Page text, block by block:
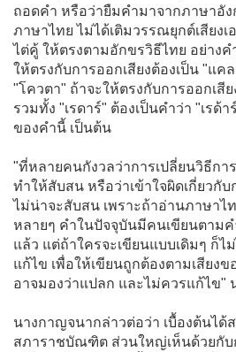
ถอดคำ หรือว่ายืมคำมาจากภาษาอัง
ภาษาไทย ไม่ได้เติมวรรณยุกต์เสียง
ไต่คู้ ให้ตรงตามอักขรวิธีไทย อย่างค
ให้ตรงกับการออกเสียงต้องเป็น "แค
"โควตา" ถ้าจะให้ตรงกับการออกเสี
รวมทั้ง "เรดาร์" ต้องเป็นคำว่า "เรด้า
ของคำนี้ เป็นต้น
"ที่หลายคนกังวลว่าการเปลี่ยนวิธีกา
ทำให้สับสน หรือว่าเข้าใจผิดเกี่ยวกั
ไม่น่าจะสับสน เพราะถ้าอ่านภาษา
หลายๆ คำในปัจจุบันมีคนเขียนตาม
แล้ว แต่ถ้าใครจะเขียนแบบเดิมๆ ก็ไ
แก้ไข เพื่อให้เขียนถูกต้องตามเสียง
อาจมองว่าแปลก และไม่ควรแก้ไข"
นางกาญจนากล่าวต่อว่า เบื้องต้นได้
สภาราชบัณฑิต ส่วนใหญ่เห็นด้วยกับ